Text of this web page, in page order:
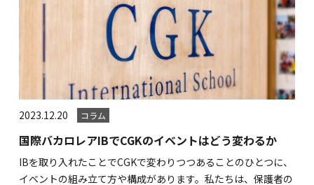
2023.12.20 コラム
国際バカロレアIBでCGKのイベントはどう変わるか
IBを取り入れたことでCGKで変わりつつあることのひとつに、
イベントの組み立て方や構成があります。私たちは、保護者の